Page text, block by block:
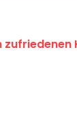
zufriedenen